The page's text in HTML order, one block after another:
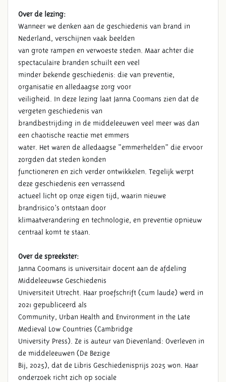
Over de lezing:
Wanneer we denken aan de geschiedenis van brand in
Nederland, verschijnen vaak beelden
van grote rampen en verwoeste steden. Maar achter die
spectaculaire branden schuilt een veel
minder bekende geschiedenis: die van preventie,
organisatie en alledaagse zorg voor
veiligheid. In deze lezing laat Janna Coomans zien dat de
vergeten geschiedenis van
brandbestrijding in de middeleeuwen veel meer was dan
een chaotische reactie met emmers
water. Het waren de alledaagse “emmerhelden” die ervoor
zorgden dat steden konden
functioneren en zich verder ontwikkelen. Tegelijk werpt
deze geschiedenis een verrassend
actueel licht op onze eigen tijd, waarin nieuwe
brandrisico’s ontstaan door
klimaatverandering en technologie, en preventie opnieuw
centraal komt te staan.
Over de spreekster:
Janna Coomans is universitair docent aan de afdeling
Middeleeuwse Geschiedenis
Universiteit Utrecht. Haar proefschrift (cum laude) werd in
2021 gepubliceerd als
Community, Urban Health and Environment in the Late
Medieval Low Countries (Cambridge
University Press). Ze is auteur van Dievenland: Overleven in
de middeleeuwen (De Bezige
Bij, 2025), dat de Libris Geschiedenisprijs 2025 won. Haar
onderzoek richt zich op sociale